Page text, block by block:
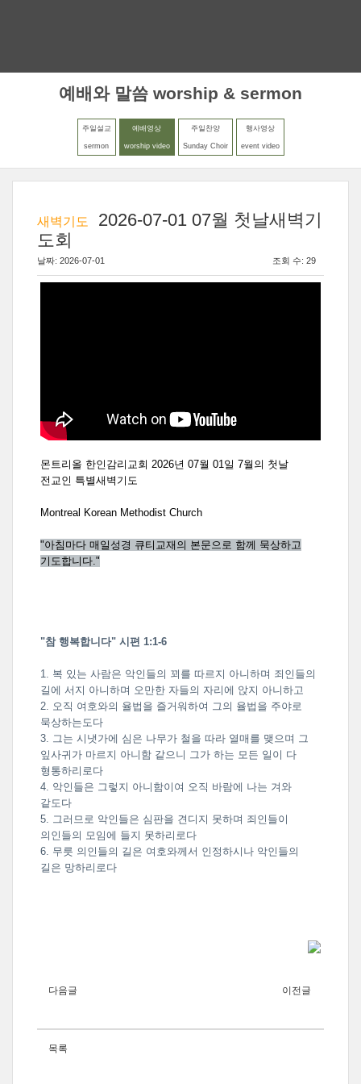
예배와 말씀 worship & sermon
주일설교
sermon
예배영상
worship video
주일찬양
Sunday Choir
행사영상
event video
새벽기도
2026-07-01 07월 첫날새벽기
도회
날짜: 2026-07-01 조회 수: 29
몬트리올 한인감리교회 2026년 07월 01일 7월의 첫날
전교인 특별새벽기도
Montreal Korean Methodist Church
"아침마다 매일성경 큐티교재의 본문으로 함께 묵상하고
기도합니다."
"참 행복합니다" 시편 1:1-6
1. 복 있는 사람은 악인들의 꾀를 따르지 아니하며 죄인들의
길에 서지 아니하며 오만한 자들의 자리에 앉지 아니하고
2. 오직 여호와의 율법을 즐거워하여 그의 율법을 주야로
묵상하는도다
3. 그는 시냇가에 심은 나무가 철을 따라 열매를 맺으며 그
잎사귀가 마르지 아니함 같으니 그가 하는 모든 일이 다
형통하리로다
4. 악인들은 그렇지 아니함이여 오직 바람에 나는 겨와
같도다
5. 그러므로 악인들은 심판을 견디지 못하며 죄인들이
의인들의 모임에 들지 못하리로다
6. 무릇 의인들의 길은 여호와께서 인정하시나 악인들의
길은 망하리로다
다음글 이전글
목록